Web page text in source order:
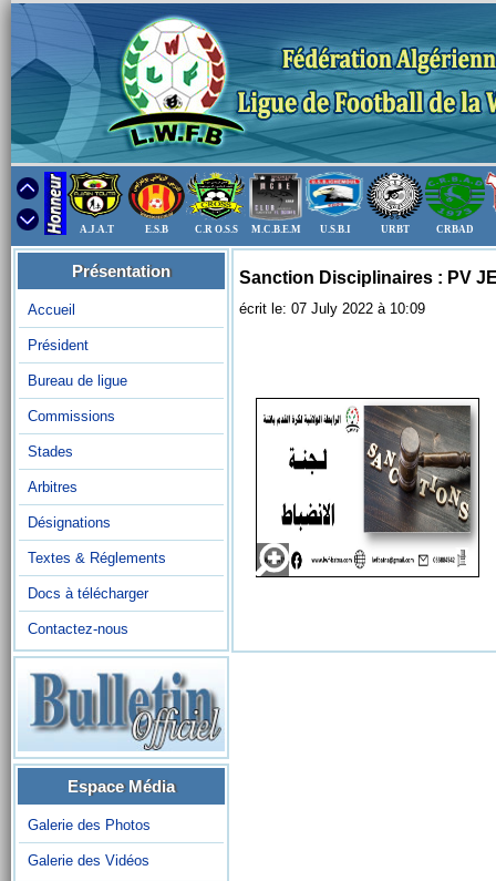
A.J.A.T E.S.B C.R O.S.S M.C.B.E.M U.S.B.I URBT CRBAD
Présentation
Accueil
Président
Bureau de ligue
Commissions
Stades
Arbitres
Désignations
Textes & Réglements
Docs à télécharger
Contactez-nous
Espace Média
Galerie des Photos
Galerie des Vidéos
Sanction Disciplinaires : PV
écrit le: 07 July 2022 à 10:09